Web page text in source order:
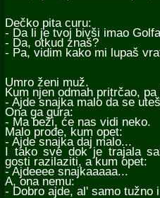
Dečko pita curu:
- Da li je tvoj bivši imao
- Da, otkud znaš?
- Pa, vidim kako mi lupaš
Umro ženi muž.
Kum njen odmah pritrčao,
- Ajde snajka malo da se
Ona ga gura:
- Ma beži, će nas vidi neko.
Malo prođe, kum opet:
- Ajde snajka daj malo...
I tako sve dok je trajala
gosti razilaziti, a kum opet:
- Ajdeeee snajkaaaaa...
A, ona nemu:
- Dobro ajde, al' samo tužno